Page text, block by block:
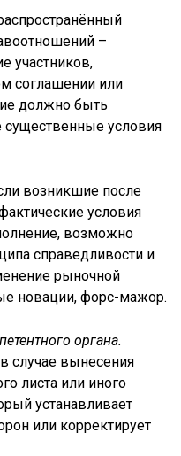
–
участников,
соглашении или
должно быть
условия
возникшие после
условия
возможно
справедливости и
рыночной
новации, форс-мажор.
органа.
случае вынесения
листа или иного
устанавливает
или корректирует